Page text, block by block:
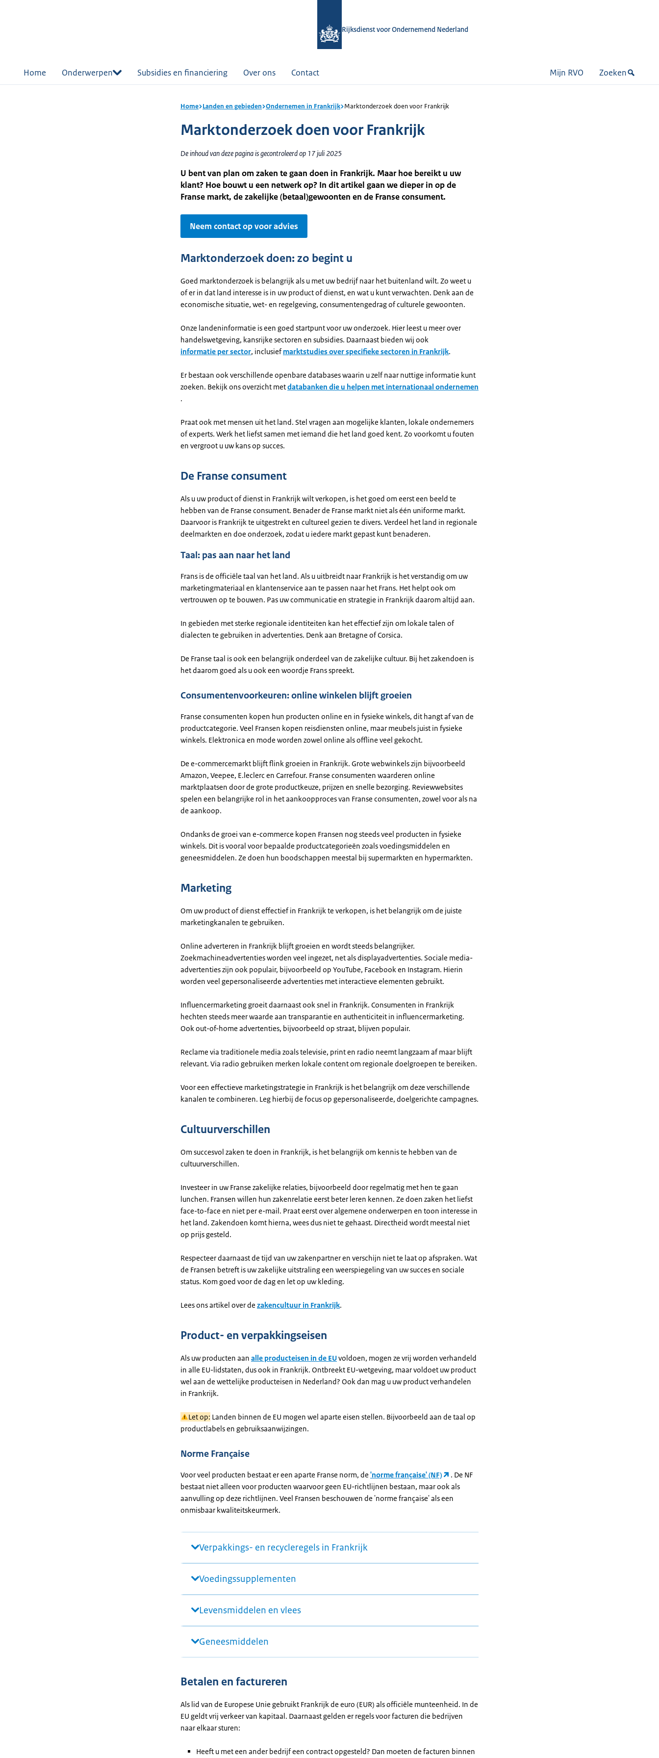
Rijksdienst voor Ondernemend Nederland
Home Onderwerpen Subsidies en financiering Over ons Contact Mijn RVO Zoeken
Home Landen en gebieden Ondernemen in Frankrijk Marktonderzoek doen voor Frankrijk
Marktonderzoek doen voor Frankrijk
De inhoud van deze pagina is gecontroleerd op 17 juli 2025
U bent van plan om zaken te gaan doen in Frankrijk. Maar hoe bereikt u uw
klant? Hoe bouwt u een netwerk op? In dit artikel gaan we dieper in op de
Franse markt, de zakelijke (betaal)gewoonten en de Franse consument.
Neem contact op voor advies
Marktonderzoek doen: zo begint u
Goed marktonderzoek is belangrijk als u met uw bedrijf naar het buitenland wilt. Zo weet u
of er in dat land interesse is in uw product of dienst, en wat u kunt verwachten. Denk aan de
economische situatie, wet- en regelgeving, consumentengedrag of culturele gewoonten.
Onze landeninformatie is een goed startpunt voor uw onderzoek. Hier leest u meer over
handelswetgeving, kansrijke sectoren en subsidies. Daarnaast bieden wij ook
informatie per sector, inclusiefmarktstudies over specifieke sectoren in Frankrijk.
Er bestaan ook verschillende openbare databases waarin u zelf naar nuttige informatie kunt
zoeken. Bekijk ons overzicht metdatabanken die u helpen met internationaal ondernemen
.
Praat ook met mensen uit het land. Stel vragen aan mogelijke klanten, lokale ondernemers
of experts. Werk het liefst samen met iemand die het land goed kent. Zo voorkomt u fouten
en vergroot u uw kans op succes.
De Franse consument
Als u uw product of dienst in Frankrijk wilt verkopen, is het goed om eerst een beeld te
hebben van de Franse consument. Benader de Franse markt niet als één uniforme markt.
Daarvoor is Frankrijk te uitgestrekt en cultureel gezien te divers. Verdeel het land in regionale
deelmarkten en doe onderzoek, zodat u iedere markt gepast kunt benaderen.
Taal: pas aan naar het land
Frans is de officiële taal van het land. Als u uitbreidt naar Frankrijk is het verstandig om uw
marketingmateriaal en klantenservice aan te passen naar het Frans. Het helpt ook om
vertrouwen op te bouwen. Pas uw communicatie en strategie in Frankrijk daarom altijd aan.
In gebieden met sterke regionale identiteiten kan het effectief zijn om lokale talen of
dialecten te gebruiken in advertenties. Denk aan Bretagne of Corsica.
De Franse taal is ook een belangrijk onderdeel van de zakelijke cultuur. Bij het zakendoen is
het daarom goed als u ook een woordje Frans spreekt.
Consumentenvoorkeuren: online winkelen blijft groeien
Franse consumenten kopen hun producten online en in fysieke winkels, dit hangt af van de
productcategorie. Veel Fransen kopen reisdiensten online, maar meubels juist in fysieke
winkels. Elektronica en mode worden zowel online als offline veel gekocht.
De e-commercemarkt blijft flink groeien in Frankrijk. Grote webwinkels zijn bijvoorbeeld
Amazon, Veepee, E.leclerc en Carrefour. Franse consumenten waarderen online
marktplaatsen door de grote productkeuze, prijzen en snelle bezorging. Reviewwebsites
spelen een belangrijke rol in het aankoopproces van Franse consumenten, zowel voor als na
de aankoop.
Ondanks de groei van e-commerce kopen Fransen nog steeds veel producten in fysieke
winkels. Dit is vooral voor bepaalde productcategorieën zoals voedingsmiddelen en
geneesmiddelen. Ze doen hun boodschappen meestal bij supermarkten en hypermarkten.
Marketing
Om uw product of dienst effectief in Frankrijk te verkopen, is het belangrijk om de juiste
marketingkanalen te gebruiken.
Online adverteren in Frankrijk blijft groeien en wordt steeds belangrijker.
Zoekmachineadvertenties worden veel ingezet, net als displayadvertenties. Sociale media-
advertenties zijn ook populair, bijvoorbeeld op YouTube, Facebook en Instagram. Hierin
worden veel gepersonaliseerde advertenties met interactieve elementen gebruikt.
Influencermarketing groeit daarnaast ook snel in Frankrijk. Consumenten in Frankrijk
hechten steeds meer waarde aan transparantie en authenticiteit in influencermarketing.
Ook out-of-home advertenties, bijvoorbeeld op straat, blijven populair.
Reclame via traditionele media zoals televisie, print en radio neemt langzaam af maar blijft
relevant. Via radio gebruiken merken lokale content om regionale doelgroepen te bereiken.
Voor een effectieve marketingstrategie in Frankrijk is het belangrijk om deze verschillende
kanalen te combineren. Leg hierbij de focus op gepersonaliseerde, doelgerichte campagnes.
Cultuurverschillen
Om succesvol zaken te doen in Frankrijk, is het belangrijk om kennis te hebben van de
cultuurverschillen.
Investeer in uw Franse zakelijke relaties, bijvoorbeeld door regelmatig met hen te gaan
lunchen. Fransen willen hun zakenrelatie eerst beter leren kennen. Ze doen zaken het liefst
face-to-face en niet per e-mail. Praat eerst over algemene onderwerpen en toon interesse in
het land. Zakendoen komt hierna, wees dus niet te gehaast. Directheid wordt meestal niet
op prijs gesteld.
Respecteer daarnaast de tijd van uw zakenpartner en verschijn niet te laat op afspraken. Wat
de Fransen betreft is uw zakelijke uitstraling een weerspiegeling van uw succes en sociale
status. Kom goed voor de dag en let op uw kleding.
Lees ons artikel over de zakencultuur in Frankrijk.
Product- en verpakkingseisen
Als uw producten aan alle producteisen in de EUvoldoen, mogen ze vrij worden verhandeld
in alle EU-lidstaten, dus ook in Frankrijk. Ontbreekt EU-wetgeving, maar voldoet uw product
wel aan de wettelijke producteisen in Nederland? Ook dan mag u uw product verhandelen
in Frankrijk.
Let op: Landen binnen de EU mogen wel aparte eisen stellen. Bijvoorbeeld aan de taal op
productlabels en gebruiksaanwijzingen.
Norme Française
Voor veel producten bestaat er een aparte Franse norm, de 'norme française' (NF)
. De NF
bestaat niet alleen voor producten waarvoor geen EU-richtlijnen bestaan, maar ook als
aanvulling op deze richtlijnen. Veel Fransen beschouwen de 'norme française' als een
onmisbaar kwaliteitskeurmerk.
Verpakkings- en recycleregels in Frankrijk
Voedingssupplementen
Levensmiddelen en vlees
Geneesmiddelen
Betalen en factureren
Als lid van de Europese Unie gebruikt Frankrijk de euro (EUR) als officiële munteenheid. In de
EU geldt vrij verkeer van kapitaal. Daarnaast gelden er regels voor facturen die bedrijven
naar elkaar sturen:
Heeft u met een ander bedrijf een contract opgesteld? Dan moeten de facturen binnen